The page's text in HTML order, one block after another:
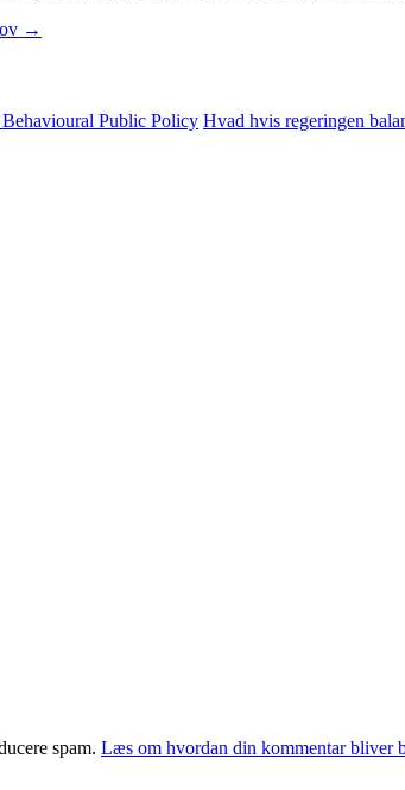
→
Public Policy Hvad hvis regeringen
spam. Læs om hvordan din kommentar bliver